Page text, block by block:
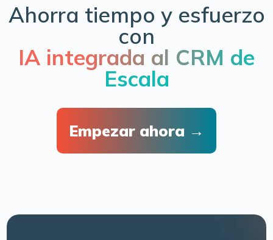
Ahorra tiempo y esfuerzo
con
IA integrada al CRM de
Escala
Empezar ahora →